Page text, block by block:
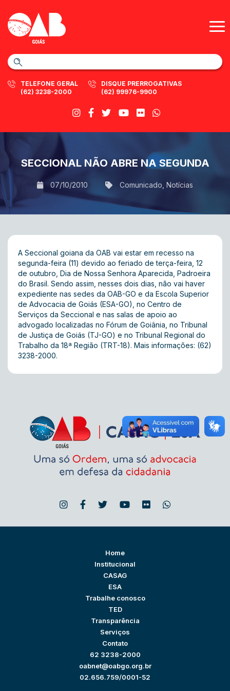
TELEFONE GERAL
(62) 3238-2000
DISQUE PRERROGATIVAS
(62) 99976-9900
SECCIONAL NÃO ABRE NA SEGUNDA
07/10/2010 Comunicado Notícias
A Seccional goiana da OAB vai estar em recesso na
segunda-feira (11) devido ao feriado de terça-feira, 12
de outubro, Dia de Nossa Senhora Aparecida, Padroeira
do Brasil. Sendo assim, nesses dois dias, não vai haver
expediente nas sedes da OAB-GO e da Escola Superior
de Advocacia de Goiás (ESA-GO), no Centro de
Serviços da Seccional e nas salas de apoio ao
advogado localizadas no Fórum de Goiânia, no Tribunal
de Justiça de Goiás (TJ-GO) e no Tribunal Regional do
Trabalho da 18ª Região (TRT-18). Mais informações: (62)
3238-2000.
Home
Institucional
CASAG
ESA
Trabalhe conosco
TED
Transparência
Serviços
Contato
62 3238-2000
oabnet@oabgo.org.br
02.656.759/0001-52